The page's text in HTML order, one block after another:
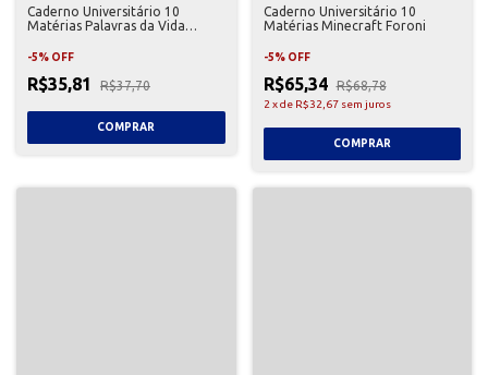
Caderno Universitário 10
Matérias Palavras da Vida
-5% OFF
R$35,81 R$37,70
Caderno Universitário 10
Matérias Minecraft Foroni
-5% OFF
R$65,34 R$68,78
2 xde R$32,67 sem juros